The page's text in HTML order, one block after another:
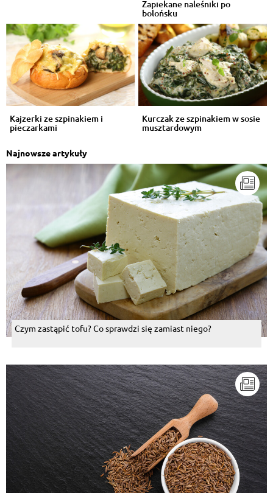
Zapiekane naleśniki po
bolońsku
Kajzerki ze szpinakiem i
pieczarkami
Kurczak ze szpinakiem w sosie
musztardowym
Najnowsze artykuły
Czym zastąpić tofu? Co sprawdzi się zamiast niego?